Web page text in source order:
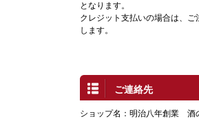
となります。
クレジット支払いの場合は、
します。
ご連絡先
ショップ名：明治八年創業